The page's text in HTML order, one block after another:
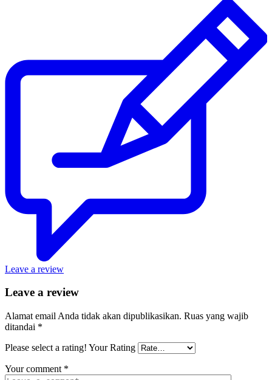
Leave a review
Leave a review
Alamat email Anda tidak akan dipublikasikan. Ruas yang wajib
ditandai *
Please select a rating! Your Rating
Your comment *